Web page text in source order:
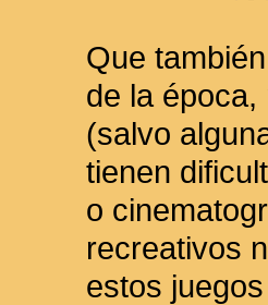
Que
de la
(salvo
tienen
o
recreativos
estos